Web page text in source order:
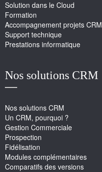
Solution dans le Cloud
Formation
Accompagnement projets CRM
Support technique
Prestations informatique
Nos solutions CRM
Nos solutions CRM
Un CRM, pourquoi ?
Gestion Commerciale
Prospection
Fidélisation
Modules complémentaires
Comparatifs des versions